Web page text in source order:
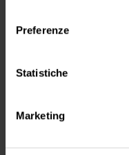
Preferenze
Statistiche
Marketing
info@purple-